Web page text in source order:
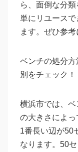
ら、面倒な分
単にリユースで
ます。ぜひ参考
ベンチの処分
別をチェック！
横浜市では、
の大きさによっ
1番長い辺が50
なります。50